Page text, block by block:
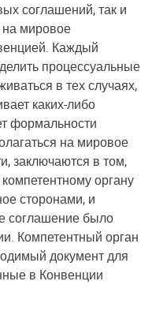
соглашений, так и
на мировое
Каждый
процессуальные
в тех случаях,
каких-либо
формальности
на мировое
заключаются в том,
органу
сторонами, и
соглашение было
Компетентный орган
документ для
в Конвенции